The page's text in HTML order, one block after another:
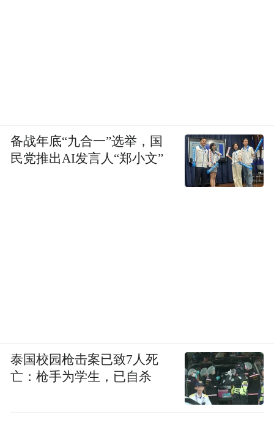
备战年底“九合一”选举，国
民党推出AI发言人“郑小文”
泰国校园枪击案已致7人死
亡：枪手为学生，已自杀